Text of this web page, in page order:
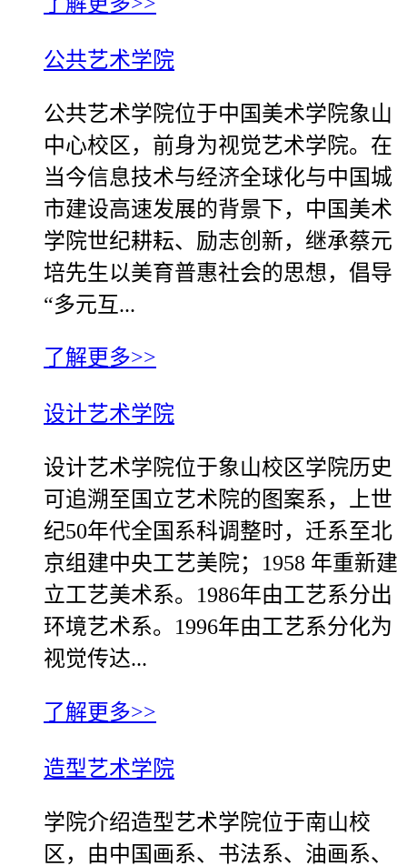
公共艺术学院
公共艺术学院位于中国美术学院象山
中心校区，前身为视觉艺术学院。在
当今信息技术与经济全球化与中国城
市建设高速发展的背景下，中国美术
学院世纪耕耘、励志创新，继承蔡元
培先生以美育普惠社会的思想，倡导
“多元互...
了解更多>>
设计艺术学院
设计艺术学院位于象山校区学院历史
可追溯至国立艺术院的图案系，上世
纪50年代全国系科调整时，迁系至北
京组建中央工艺美院；1958 年重新建
立工艺美术系。1986年由工艺系分出
环境艺术系。1996年由工艺系分化为
视觉传达...
了解更多>>
造型艺术学院
学院介绍造型艺术学院位于南山校
区，由中国画系、书法系、油画系、